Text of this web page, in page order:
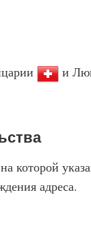
и
которой
адреса.